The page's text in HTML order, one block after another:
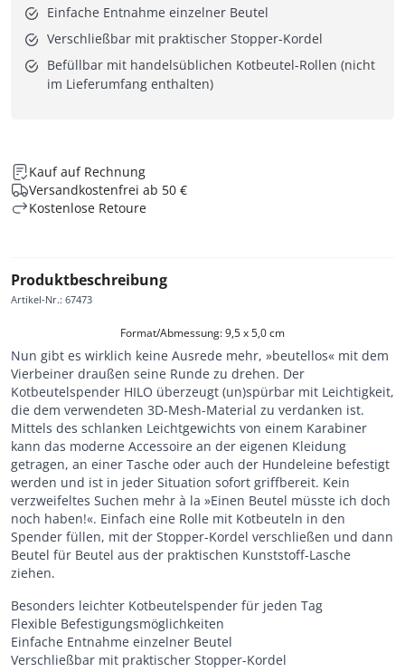
Einfache Entnahme einzelner Beutel
Verschließbar mit praktischer Stopper-Kordel
Befüllbar mit handelsüblichen Kotbeutel-Rollen (nicht
im Lieferumfang enthalten)
Kauf auf Rechnung
Versandkostenfrei ab 50 €
Kostenlose Retoure
Produktbeschreibung
Artikel-Nr.: 67473
Format/Abmessung: 9,5 x 5,0 cm
Nun gibt es wirklich keine Ausrede mehr, »beutellos« mit dem
Vierbeiner draußen seine Runde zu drehen. Der
Kotbeutelspender HILO überzeugt (un)spürbar mit Leichtigkeit,
die dem verwendeten 3D-Mesh-Material zu verdanken ist.
Mittels des schlanken Leichtgewichts von einem Karabiner
kann das moderne Accessoire an der eigenen Kleidung
getragen, an einer Tasche oder auch der Hundeleine befestigt
werden und ist in jeder Situation sofort griffbereit. Kein
verzweifeltes Suchen mehr à la »Einen Beutel müsste ich doch
noch haben!«. Einfach eine Rolle mit Kotbeuteln in den
Spender füllen, mit der Stopper-Kordel verschließen und dann
Beutel für Beutel aus der praktischen Kunststoff-Lasche
ziehen.
Besonders leichter Kotbeutelspender für jeden Tag
Flexible Befestigungsmöglichkeiten
Einfache Entnahme einzelner Beutel
Verschließbar mit praktischer Stopper-Kordel